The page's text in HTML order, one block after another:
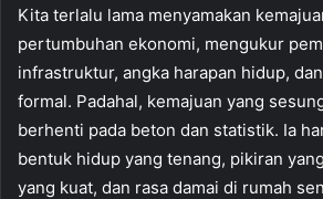
Kita terlalu lama menyamakan
pertumbuhan ekonomi, mengukur
infrastruktur, angka harapan hidup,
formal. Padahal, kemajuan yang
berhenti pada beton dan statistik. Ia
bentuk hidup yang tenang, pikiran
yang kuat, dan rasa damai di rumah